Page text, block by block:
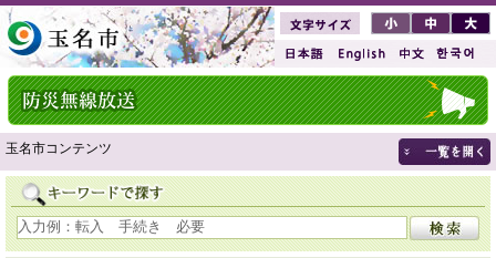
玉名市コンテンツ